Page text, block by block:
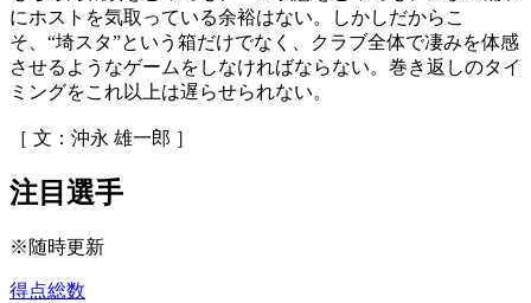
にホストを気取っている余裕はない。しかしだからこ
そ、“埼スタ”という箱だけでなく、クラブ全体で凄みを体感
させるようなゲームをしなければならない。巻き返しのタイ
ミングをこれ以上は遅らせられない。
［ 文：沖永 雄一郎 ］
注目選手
※随時更新
得点総数